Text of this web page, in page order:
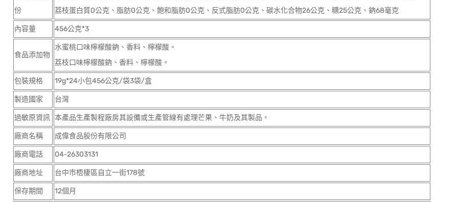
份
荔枝蛋白質0公克、脂肪0公克、飽和脂肪0公克、反式脂肪0公克、碳水化合物26公克、糖25公克、鈉68毫克
內容量 456公克*3
食品添加物
水蜜桃口味檸檬酸鈉、香料、檸檬酸。
荔枝口味檸檬酸鈉、香料、檸檬酸。
包裝規格 19g*24小包456公克/袋3袋/盒
製造國家 台灣
過敏原資訊 本產品生產製程廠房其設備或生產管線有處理芒果、牛奶及其製品。
廠商名稱 成偉食品股份有限公司
廠商電話 04-26303131
廠商地址 台中市梧棲區自立一街178號
保存期間 12個月